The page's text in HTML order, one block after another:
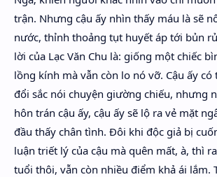
trận. Nhưng cậu ấy nhìn thấy máu là sẽ
nước, thỉnh thoảng tụt huyết áp tới bủn
lời của Lạc Văn Chu là: giống một chiếc
lồng kính mà vẫn còn lo nó vỡ. Cậu ấy
đổi sắc nói chuyện giường chiếu, nhưng
hôn trán cậu ấy, cậu ấy sẽ lộ ra vẻ mặt
đầu thấy chân tình. Đôi khi độc giả bị
luận triết lý của cậu mà quên mất, à, thì
tuổi thôi, vẫn còn nhiều điểm khả ái lắm.